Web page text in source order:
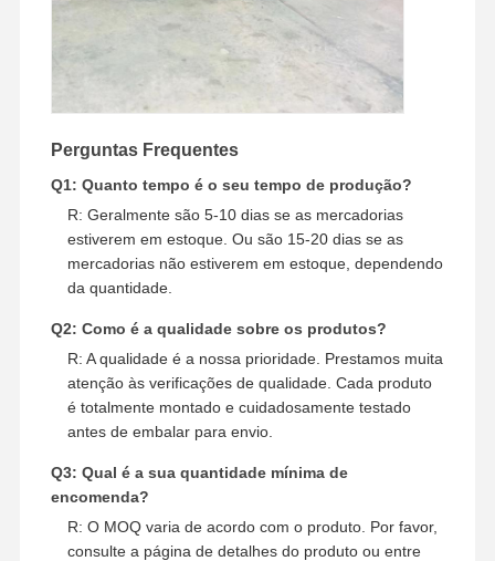
Perguntas Frequentes
Q1: Quanto tempo é o seu tempo de produção?
R: Geralmente são 5-10 dias se as mercadorias
estiverem em estoque. Ou são 15-20 dias se as
mercadorias não estiverem em estoque, dependendo
da quantidade.
Q2: Como é a qualidade sobre os produtos?
R: A qualidade é a nossa prioridade. Prestamos muita
atenção às verificações de qualidade. Cada produto
é totalmente montado e cuidadosamente testado
antes de embalar para envio.
Q3: Qual é a sua quantidade mínima de
encomenda?
R: O MOQ varia de acordo com o produto. Por favor,
consulte a página de detalhes do produto ou entre